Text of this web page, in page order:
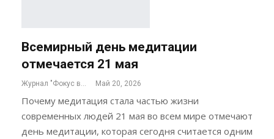
Всемирный день медитации
отмечается 21 мая
Журнал "Фокус внимания" Май 20, 2026
Почему медитация стала частью жизни
современных людей 21 мая во всем мире отмечают
день медитации, которая сегодня считается одним